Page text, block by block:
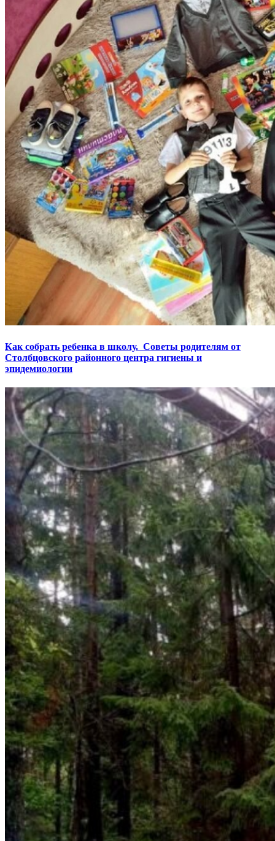
Как собрать ребенка в школу. Советы родителям от
Столбцовского районного центра гигиены и
эпидемиологии